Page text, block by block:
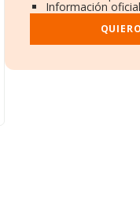
Información